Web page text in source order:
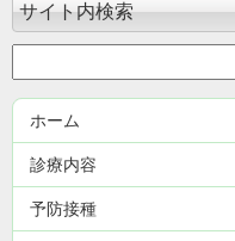
サイト内検索
ホーム
診療内容
予防接種